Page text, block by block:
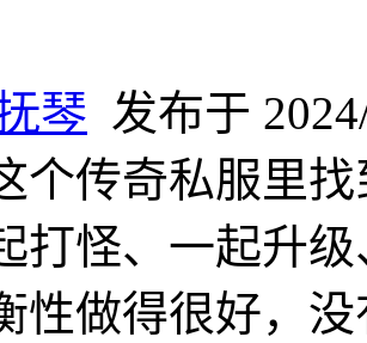
琴 发布于
个传奇私服里
打怪、一起升
性做得很好，